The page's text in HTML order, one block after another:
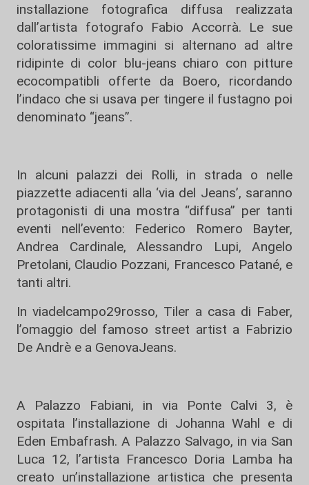
installazione fotografica diffusa realizzata
dall’artista fotografo Fabio Accorrà. Le sue
coloratissime immagini si alternano ad altre
ridipinte di color blu-jeans chiaro con pitture
ecocompatibli offerte da Boero, ricordando
l’indaco che si usava per tingere il fustagno poi
denominato “jeans”.
In alcuni palazzi dei Rolli, in strada o nelle
piazzette adiacenti alla ‘via del Jeans’, saranno
protagonisti di una mostra “diffusa” per tanti
eventi nell’evento: Federico Romero Bayter,
Andrea Cardinale, Alessandro Lupi, Angelo
Pretolani, Claudio Pozzani, Francesco Patané, e
tanti altri.
In viadelcampo29rosso, Tiler a casa di Faber,
l’omaggio del famoso street artist a Fabrizio
De Andrè e a GenovaJeans.
A Palazzo Fabiani, in via Ponte Calvi 3, è
ospitata l’installazione di Johanna Wahl e di
Eden Embafrash. A Palazzo Salvago, in via San
Luca 12, l’artista Francesco Doria Lamba ha
creato un’installazione artistica che presenta